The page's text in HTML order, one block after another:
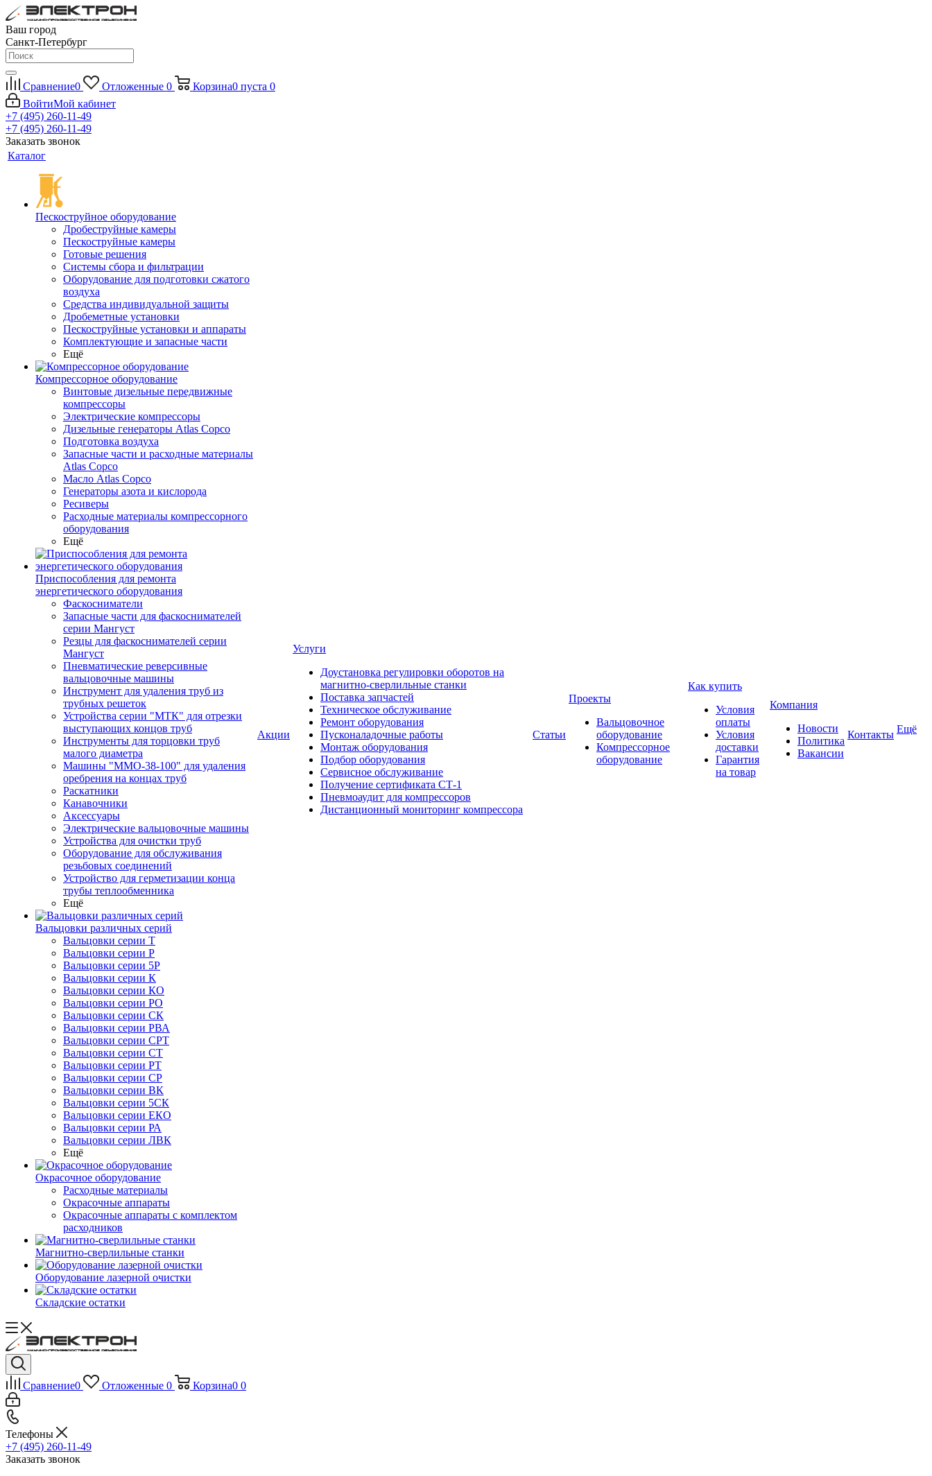
Ваш город
Санкт-Петербург
Сравнение0 Отложенные 0 Корзина0 пуста 0
ВойтиМой кабинет
+7 (495) 260-11-49
+7 (495) 260-11-49
Заказать звонок
Каталог
Пескоструйное оборудование
Дробеструйные камеры
Пескоструйные камеры
Готовые решения
Системы сбора и фильтрации
Оборудование для подготовки сжатого
воздуха
Средства индивидуальной защиты
Дробеметные установки
Пескоструйные установки и аппараты
Комплектующие и запасные части
Ещё
Компрессорное оборудование
Винтовые дизельные передвижные
компрессоры
Электрические компрессоры
Дизельные генераторы Atlas Copco
Подготовка воздуха
Запасные части и расходные материалы
Atlas Copco
Масло Atlas Copco
Генераторы азота и кислорода
Ресиверы
Расходные материалы компрессорного
оборудования
Ещё
Приспособления для ремонта
энергетического оборудования
Фаскосниматели
Запасные части для фаскоснимателей
серии Мангуст
Резцы для фаскоснимателей серии
Мангуст
Пневматические реверсивные
вальцовочные машины
Инструмент для удаления труб из
трубных решеток
Устройства серии "МТК" для отрезки
выступающих концов труб
Инструменты для торцовки труб
малого диаметра
Машины "ММО-38-100" для удаления
оребрения на концах труб
Раскатники
Канавочники
Аксессуары
Электрические вальцовочные машины
Устройства для очистки труб
Оборудование для обслуживания
резьбовых соединений
Устройство для герметизации конца
трубы теплообменника
Ещё
Вальцовки различных серий
Вальцовки серии Т
Вальцовки серии Р
Вальцовки серии 5Р
Вальцовки серии К
Вальцовки серии КО
Вальцовки серии РО
Вальцовки серии СК
Вальцовки серии РВА
Вальцовки серии СРТ
Вальцовки серии СТ
Вальцовки серии РТ
Вальцовки серии СР
Вальцовки серии ВК
Вальцовки серии 5СК
Вальцовки серии ЕКО
Вальцовки серии РА
Вальцовки серии ЛВК
Ещё
Окрасочное оборудование
Расходные материалы
Окрасочные аппараты
Окрасочные аппараты с комплектом
расходников
Магнитно-сверлильные станки
Оборудование лазерной очистки
Складские остатки
Акции
Услуги
Доустановка регулировки оборотов на
магнитно-сверлильные станки
Поставка запчастей
Техническое обслуживание
Ремонт оборудования
Пусконаладочные работы
Монтаж оборудования
Подбор оборудования
Сервисное обслуживание
Получение сертификата СТ-1
Пневмоаудит для компрессоров
Дистанционный мониторинг компрессора
Статьи
Проекты
Вальцовочное
оборудование
Компрессорное
оборудование
Как купить
Условия
оплаты
Условия
доставки
Гарантия
на товар
Компания
Новости
Политика
Вакансии
Контакты Ещё
Сравнение0 Отложенные 0 Корзина0 0
Телефоны
+7 (495) 260-11-49
Заказать звонок